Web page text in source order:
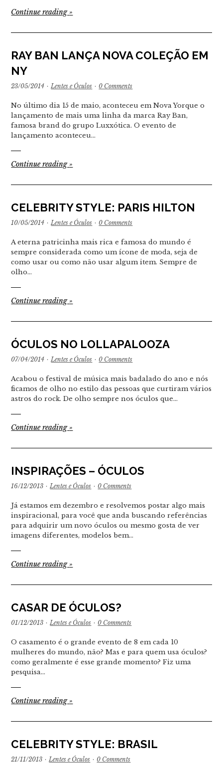
Continue reading»
RAY BAN LANÇA NOVA COLEÇÃO EM
NY
23/05/2014 · Lentes e Óculos · 0 Comments
No último dia 15 de maio, aconteceu em Nova Yorque o
lançamento de mais uma linha da marca Ray Ban,
famosa brand do grupo Luxxótica. O evento de
lançamento aconteceu…
Continue reading»
CELEBRITY STYLE: PARIS HILTON
10/05/2014 · Lentes e Óculos · 0 Comments
A eterna patricinha mais rica e famosa do mundo é
sempre considerada como um ícone de moda, seja de
como usar ou como não usar algum item. Sempre de
olho…
Continue reading»
ÓCULOS NO LOLLAPALOOZA
07/04/2014 · Lentes e Óculos · 0 Comments
Acabou o festival de música mais badalado do ano e nós
ficamos de olho no estilo das pessoas que curtiram vários
astros do rock. De olho sempre nos óculos que…
Continue reading»
INSPIRAÇÕES – ÓCULOS
16/12/2013 · Lentes e Óculos · 0 Comments
Já estamos em dezembro e resolvemos postar algo mais
inspiracional, para você que anda buscando referências
para adquirir um novo óculos ou mesmo gosta de ver
imagens diferentes, modelos bem…
Continue reading»
CASAR DE ÓCULOS?
01/12/2013 · Lentes e Óculos · 0 Comments
O casamento é o grande evento de 8 em cada 10
mulheres do mundo, não? Mas e para quem usa óculos?
como geralmente é esse grande momento? Fiz uma
pesquisa…
Continue reading»
CELEBRITY STYLE: BRASIL
21/11/2013 · Lentes e Óculos · 0 Comments